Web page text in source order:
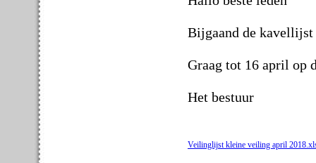
Bijgaand de kavellijst
Graag tot 16 april op
Het bestuur
Veilinglijst kleine veiling april